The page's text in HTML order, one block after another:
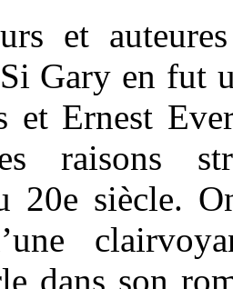
et
Gary en fut
et Ernest
raisons
20e siècle.
dans son